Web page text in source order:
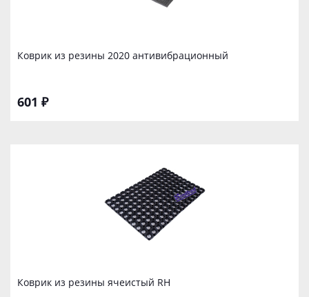
Коврик из резины 2020 антивибрационный
601 ₽
Коврик из резины ячеистый RH